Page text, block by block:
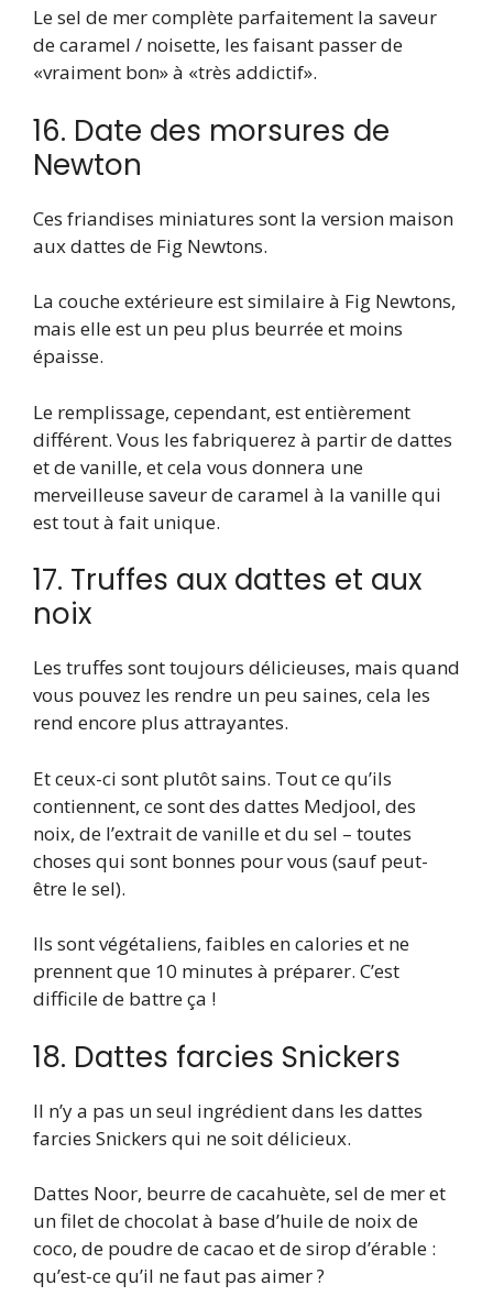
Le sel de mer complète parfaitement la saveur
de caramel / noisette, les faisant passer de
«vraiment bon» à «très addictif».
16. Date des morsures de
Newton
Ces friandises miniatures sont la version maison
aux dattes de Fig Newtons.
La couche extérieure est similaire à Fig Newtons,
mais elle est un peu plus beurrée et moins
épaisse.
Le remplissage, cependant, est entièrement
différent. Vous les fabriquerez à partir de dattes
et de vanille, et cela vous donnera une
merveilleuse saveur de caramel à la vanille qui
est tout à fait unique.
17. Truffes aux dattes et aux
noix
Les truffes sont toujours délicieuses, mais quand
vous pouvez les rendre un peu saines, cela les
rend encore plus attrayantes.
Et ceux-ci sont plutôt sains. Tout ce qu’ils
contiennent, ce sont des dattes Medjool, des
noix, de l’extrait de vanille et du sel – toutes
choses qui sont bonnes pour vous (sauf peut-
être le sel).
Ils sont végétaliens, faibles en calories et ne
prennent que 10 minutes à préparer. C’est
difficile de battre ça !
18. Dattes farcies Snickers
Il n’y a pas un seul ingrédient dans les dattes
farcies Snickers qui ne soit délicieux.
Dattes Noor, beurre de cacahuète, sel de mer et
un filet de chocolat à base d’huile de noix de
coco, de poudre de cacao et de sirop d’érable :
qu’est-ce qu’il ne faut pas aimer ?